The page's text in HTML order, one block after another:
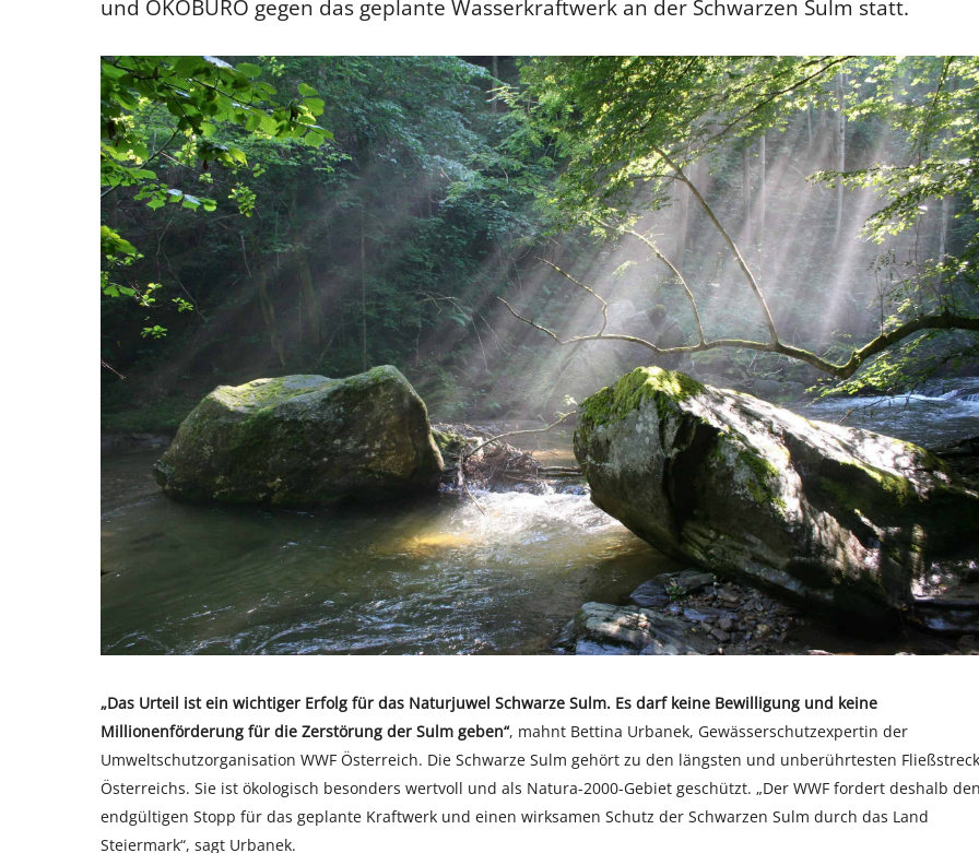
und ÖKOBÜRO gegen das geplante Wasserkraftwerk an der Schwarzen Sulm statt.
„Das Urteil ist ein wichtiger Erfolg für das Naturjuwel Schwarze Sulm. Es darf keine Bewilligung und keine
Millionenförderung für die Zerstörung der Sulm geben“, mahnt Bettina Urbanek, Gewässerschutzexpertin der
Umweltschutzorganisation WWF Österreich. Die Schwarze Sulm gehört zu den längsten und unberührtesten
Österreichs. Sie ist ökologisch besonders wertvoll und als Natura-2000-Gebiet geschützt. „Der WWF fordert deshalb
endgültigen Stopp für das geplante Kraftwerk und einen wirksamen Schutz der Schwarzen Sulm durch das Land
Steiermark“, sagt Urbanek.